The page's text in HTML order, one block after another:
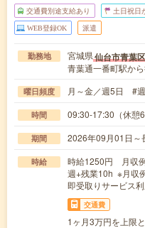
交通費別途支給あり 土日祝日
WEB登録OK 派遣
勤務地 宮城県仙台市青葉区
青葉通一番町駅か
曜日頻度 月～金／週5日 #
時間 09:30-17:30（休憩
期間 2026年09月01日
時給
時給1250円 月収
週+残業10h ※月収
即受取りサービス
交通費
1ヶ月3万円を上限